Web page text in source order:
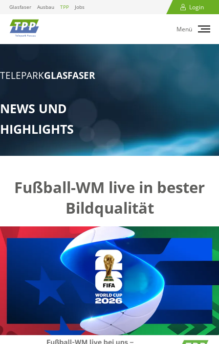
Glasfaser Ausbau TPP Jobs Login
Menü
TELEPARKGLASFASER
NEWS UND
HIGHLIGHTS
Fußball-WM live in bester
Bildqualität